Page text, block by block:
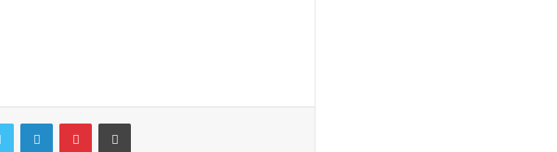
Twitter LinkedInPinterestPrint